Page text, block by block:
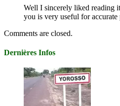
Well I sincerely liked reading
you is very useful for accurate
Comments are closed.
Dernières Infos